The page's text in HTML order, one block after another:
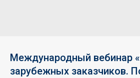
Международный вебинар
зарубежных заказчиков.